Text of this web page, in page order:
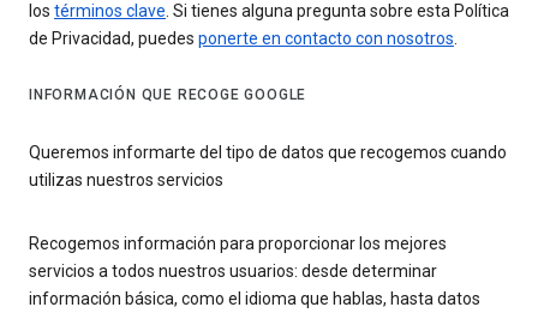
los términos clave. Si tienes alguna pregunta sobre esta Política
de Privacidad, puedes ponerte en contacto con nosotros.
INFORMACIÓN QUE RECOGE GOOGLE
Queremos informarte del tipo de datos que recogemos cuando
utilizas nuestros servicios
Recogemos información para proporcionar los mejores
servicios a todos nuestros usuarios: desde determinar
información básica, como el idioma que hablas, hasta datos